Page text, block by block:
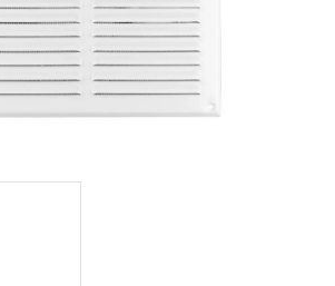
PRŮMYSLOVÉ
S LÁVOVÝM PÍSKEM